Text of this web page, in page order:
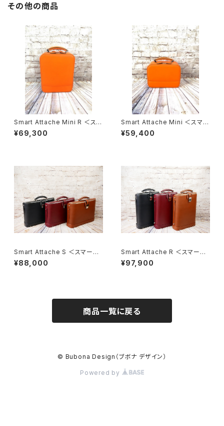
その他の商品
Smart Attache Mini R ＜スマ
ート・アタッシェ ミニ R＞
¥69,300
Smart Attache Mini ＜スマー
ト・アタッシェ ミニ＞
¥59,400
Smart Attache S ＜スマート・
アッタシェ S＞
¥88,000
Smart Attache R ＜スマート・
アッタシェ R＞
¥97,900
商品一覧に戻る
© Bubona Design（ブボナ デザイン）
Powered by